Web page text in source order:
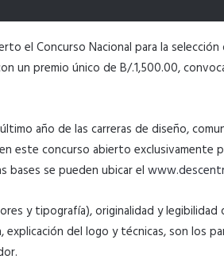
el Concurso Nacional para la
un premio único de B/.1,500.00,
año de las carreras de diseño,
este concurso abierto exclusivamente
bases se pueden ubicar el
y tipografía), originalidad y
del logo y técnicas, son los